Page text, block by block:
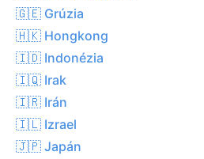
🇬🇪 Grúzia
🇭🇰 Hongkong
🇮🇩 Indonézia
🇮🇶 Irak
🇮🇷 Irán
🇮🇱 Izrael
🇯🇵 Japán